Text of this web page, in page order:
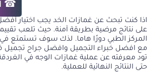
☎
اذا كنت تبحث عن غمازات الخد يجب اختيار
على نتائج مرضية بطريقة آمنة. حيث تلعب
المركز الطبي دورًا هاما. لذك سوف تستمتع في
مع افضل خبراء التجميل وافضل جراح
تود معرفته عن عملية غمازات الوجه في
حتى النتائج النهائية للعملية.